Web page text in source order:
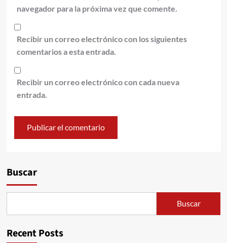
navegador para la próxima vez que comente.
Recibir un correo electrónico con los siguientes
comentarios a esta entrada.
Recibir un correo electrónico con cada nueva
entrada.
Buscar
Buscar
Recent Posts